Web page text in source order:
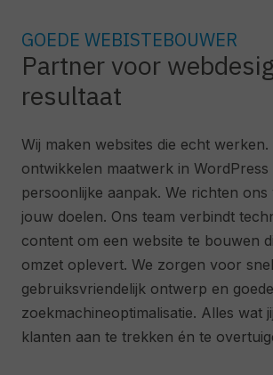
GOEDE WEBISTEBOUWER
Partner voor
resultaat
Wij maken websites die echt werken.
ontwikkelen maatwerk in WordPress
persoonlijke aanpak. We richten ons
jouw doelen. Ons team verbindt
content om een website te bouwen
omzet oplevert. We zorgen voor
gebruiksvriendelijk ontwerp en goede
zoekmachineoptimalisatie. Alles wat
klanten aan te trekken én te